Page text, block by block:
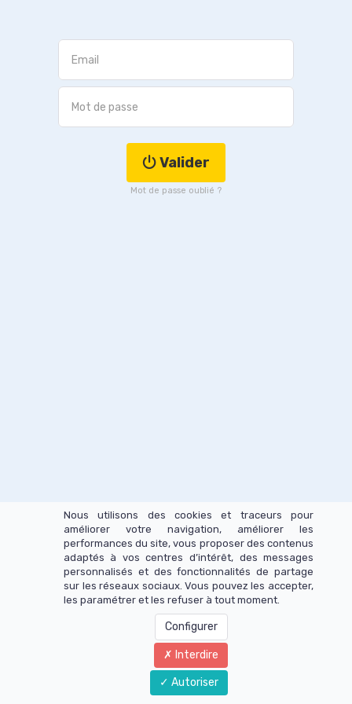
Valider
Mot de passe oublié ?
Nous utilisons des cookies et traceurs pour
améliorer votre navigation, améliorer les
performances du site, vous proposer des contenus
adaptés à vos centres d’intérêt, des messages
personnalisés et des fonctionnalités de partage
sur les réseaux sociaux. Vous pouvez les accepter,
les paramétrer et les refuser à tout moment.
Configurer
Interdire
Autoriser